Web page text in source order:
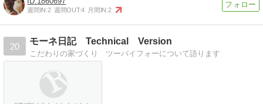
週間IN:2 週間OUT:4 月間IN:2
20
モーネ日記 Technical Version
こだわりの家づくり ツーバイフォーについて語ります